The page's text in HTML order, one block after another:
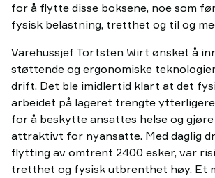
for å flytte disse boksene, noe som
fysisk belastning, tretthet og til og
Varehussjef Tortsten Wirt ønsket å
støttende og ergonomiske
drift. Det ble imidlertid klart at det
arbeidet på lageret trengte
for å beskytte ansattes helse og
attraktivt for nyansatte. Med daglig
flytting av omtrent 2400 esker, var
tretthet og fysisk utbrenthet høy. Et